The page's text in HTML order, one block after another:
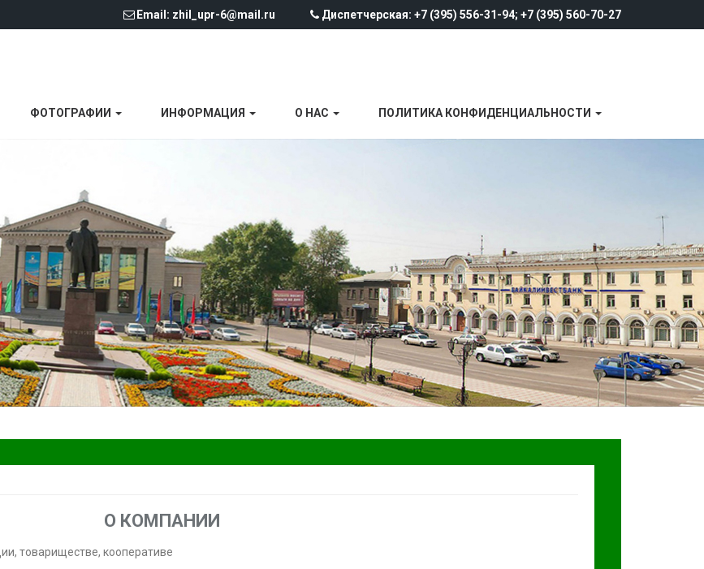
Email: zhil_upr-6@mail.ru Диспетчерская: +7 (395) 556-31-94; +7 (395) 560-70-27
ФОТОГРАФИИ ИНФОРМАЦИЯ О НАС ПОЛИТИКА КОНФИДЕНЦИАЛЬНОСТИ
О КОМПАНИИ
товариществе, кооперативе